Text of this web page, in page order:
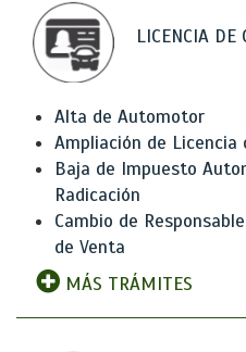
LICENCIA DE
Alta de Automotor
Ampliación de Licencia
Baja de Impuesto
Radicación
Cambio de
de Venta
MÁS TRÁMITES